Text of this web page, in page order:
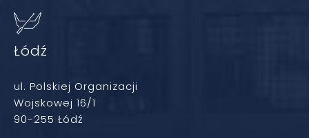
Łódź
ul. Polskiej Organizacji
Wojskowej 16/1
90-255 Łódź